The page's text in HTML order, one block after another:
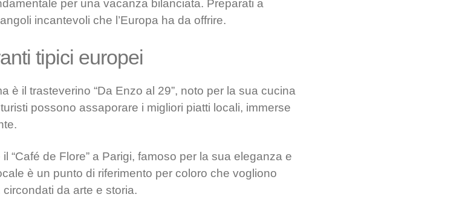
per una vacanza bilanciata. Preparati a
incantevoli che l’Europa ha da offrire.
tipici europei
è il trasteverino “Da Enzo al 29”, noto per la sua cucina
possono assaporare i migliori piatti locali, immerse
“Café de Flore” a Parigi, famoso per la sua eleganza e
è un punto di riferimento per coloro che vogliono
da arte e storia.